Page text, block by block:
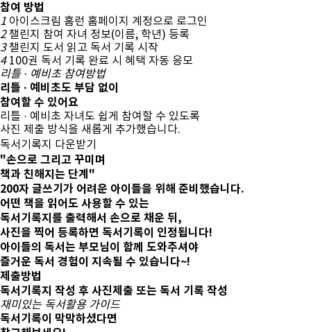
참여 방법
1 아이스크림 홈런 홈페이지 계정으로 로그인
2챌린지 참여 자녀 정보(이름, 학년) 등록
3챌린지 도서 읽고 독서 기록 시작
4100권 독서 기록 완료 시 혜택 자동 응모
리틀 · 예비초 참여방법
리틀 · 예비초도 부담 없이
참여할 수 있어요
리틀 · 예비초 자녀 도 쉽게 참여할 수 있도록
사진 제출 방식을 새롭게 추가했습니다.
독서기록지 다운받기
"손으로 그리고 꾸미며
책과 친해지는 단계"
200자 글쓰기가 어려운 아이들을 위해 준비했습니다.
어떤 책을 읽어도 사용할 수 있는
독서기록지를 출력해서 손으로 채운 뒤,
사진을 찍어 등록하면 독서기록이 인정됩니다!
아이들의 독서는 부모님이 함께 도와주셔야
즐거운 독서 경험이 지속될 수 있습니다~!
제출방법
독서기록지 작성 후 사진제출 또는 독서 기록 작성
재미있는 독서활용 가이드
독서기록이 막막하셨다면